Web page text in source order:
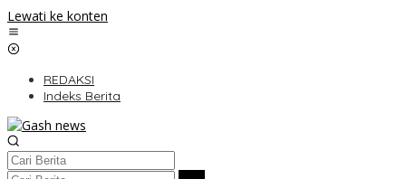
Lewati ke konten
REDAKSI
Indeks Berita